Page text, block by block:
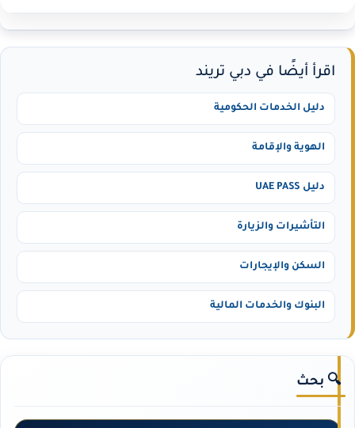
اقرأ أيضًا في دبي تريند
دليل الخدمات الحكومية
الهوية والإقامة
دليل UAE PASS
التأشيرات والزيارة
السكن والإيجارات
البنوك والخدمات المالية
🔍 بحث